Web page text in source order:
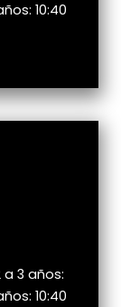
10:40
a 3 años:
10:40